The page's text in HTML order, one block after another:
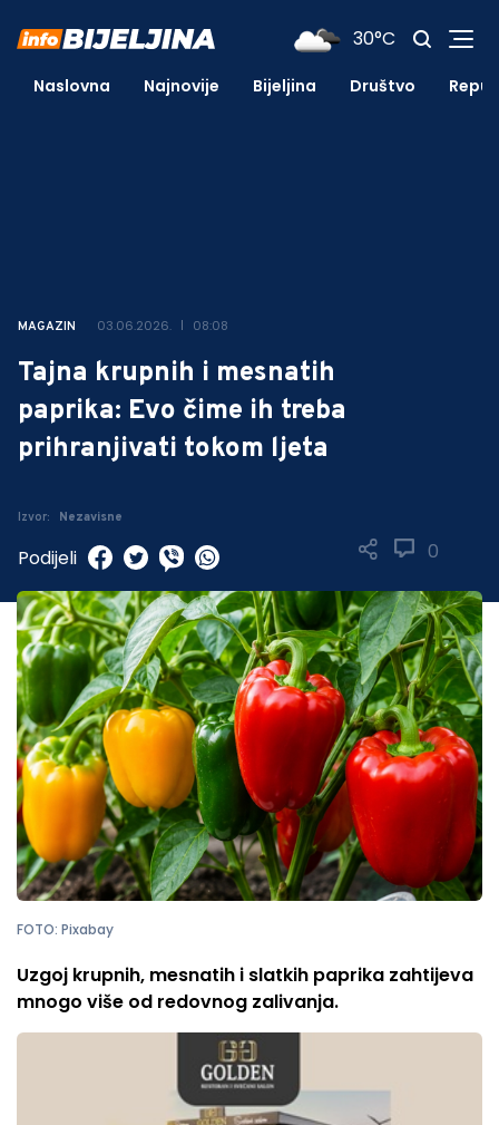
30°C
Naslovna Najnovije Bijeljina Društvo
MAGAZIN 03.06.2026. 08:08
Tajna krupnih i mesnatih
paprika: Evo čime ih treba
prihranjivati tokom ljeta
Izvor: Nezavisne
0
Podijeli
FOTO: Pixabay
Uzgoj krupnih, mesnatih i slatkih paprika zahtijeva
mnogo više od redovnog zalivanja.